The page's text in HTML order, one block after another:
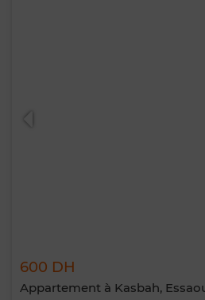
600 DH
Appartement à Kasbah,